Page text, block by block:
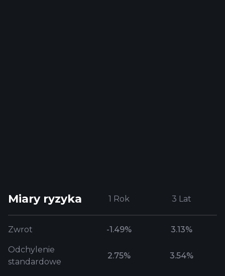
Miary ryzyka 1 Rok 3 Lat
Zwrot -1.49% 3.13%
Odchylenie
standardowe
2.75% 3.54%